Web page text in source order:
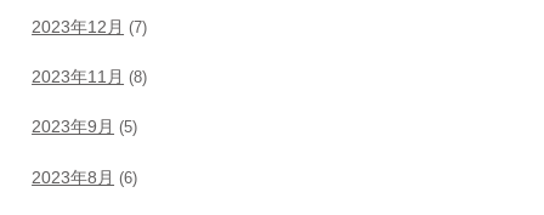
2023年12月 (7)
2023年11月 (8)
2023年9月 (5)
2023年8月 (6)